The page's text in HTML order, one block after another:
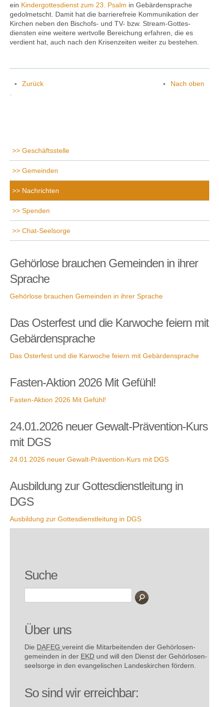
ein Kinder­gottes­dienst zum 23. Psalm in Gebärden­sprache
gedolmetscht. Damit hat die barriere­freie Kommunikation der
Kirchen neben den Bischofs- und TV- bzw. Stream-Gottes­
diensten eine weitere wertvolle Bereichung erfahren, die es
verdient hat, auch nach den Krisen­zeiten weiter zu bestehen.
Zurück
Nach oben
Geschäftsstelle
Gemeinden
Nachrichten
Spenden
Chat-Seelsorge
Gehörlose brauchen Gemeinden in ihrer
Sprache
Gehörlose brauchen Gemeinden in ihrer Sprache
Das Osterfest und die Karwoche feiern mit
Gebärdensprache
Das Osterfest und die Karwoche feiern mit Gebärdensprache
Fasten-Aktion 2026 Mit Gefühl!
Fasten-Aktion 2026 Mit Gefühl!
24.01.2026 neuer Gewalt-Prävention-Kurs
mit DGS
24.01.2026 neuer Gewalt-Prävention-Kurs mit DGS
Ausbildung zur Gottesdienstleitung in
DGS
Ausbildung zur Gottesdienstleitung in DGS
Suche
Über uns
Die DAFEG vereint die Mitarbeitenden der Gehör­losen­
gemeinden in der EKD und will den Dienst der Gehör­losen­
seel­sorge in den evange­lischen Landes­kirchen fördern.
So sind wir erreichbar: